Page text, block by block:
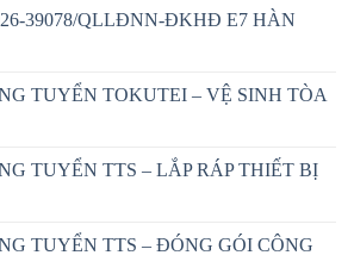
39078/QLLĐNN-ĐKHĐ E7 HÀN
TUYỂN TOKUTEI – VỆ SINH TÒA
TUYỂN TTS – LẮP RÁP THIẾT BỊ
TUYỂN TTS – ĐÓNG GÓI CÔNG